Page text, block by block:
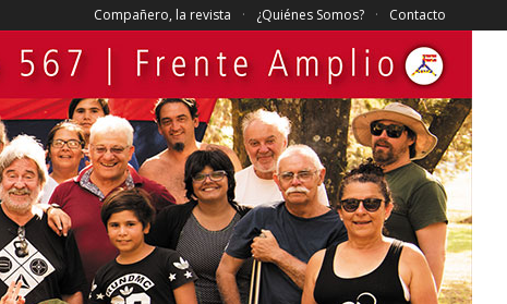
Compañero, la revista ¿Quiénes Somos? Contacto